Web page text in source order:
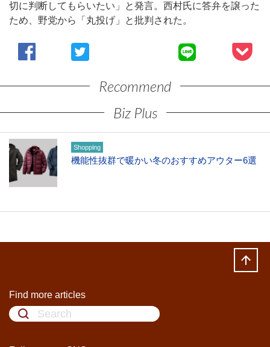
切に判断してもらいたい」と発言。西村氏に答弁を譲った
ため、野党から「丸投げ」と批判された。
Recommend
Biz Plus
Shopping
機能性抜群で暖かい冬のおすすめアウター6選
Find more articles